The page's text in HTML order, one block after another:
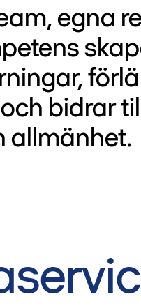
egna
bidrar
allmänhet.